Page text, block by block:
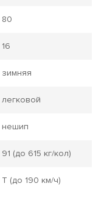
80
16
зимняя
легковой
нешип
91 (до 615 кг/кол)
T (до 190 км/ч)